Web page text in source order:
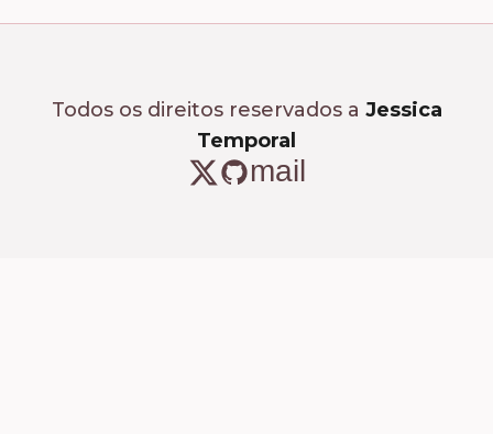
Todos os direitos reservados a Jessica
Temporal
mail